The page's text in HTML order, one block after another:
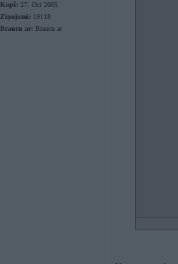
Kopš: 27. Oct 2005
Ziņojumi: 19118
Braucu ar: Braucu ar